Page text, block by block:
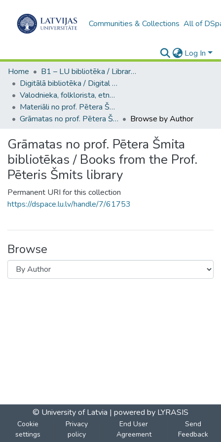
Communities & Collections All of
Log In
Home
B1 – LU bibliotēka / Library of the UL
Digitālā bibliotēka / Digital library
Valodnieka, folklorista, etnogrāfa, orientālista, LU profesora Pētera Šmita kolekcija / Collection of Pēteris Šmits, linguist, folklorist, ethnographer, orientalist, UL Professor
Materiāli no prof. Pētera Šmita bibliotēkas / Materials from the Prof. Pēteris Šmits library
Grāmatas no prof. Pētera Šmita bibliotēkas / Books from the Prof. Pēteris Šmits library
Browse by Author
Grāmatas no prof. Pētera Šmita
bibliotēkas / Books from the Prof.
Pēteris Šmits library
Permanent URI for this collection
https://dspace.lu.lv/handle/7/61753
Browse
© University of Latvia | powered by LYRASIS
Cookie
settings
Privacy
policy
End User
Agreement
Send
Feedback